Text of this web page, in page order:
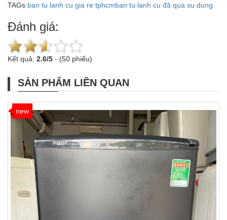
TAGs ban tu lanh cu gia re tphcmban tu lanh cu đã qua su dung
Đánh giá:
Kết quả: 2.6/5 - (50 phiếu)
SẢN PHẨM LIÊN QUAN
new